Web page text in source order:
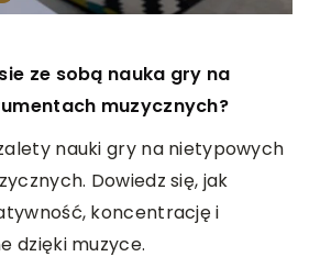
ze sobą nauka gry na
muzycznych?
nauki gry na nietypowych
Dowiedz się, jak
koncentrację i
dzięki muzyce.